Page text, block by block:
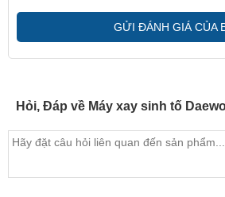
GỬI ĐÁNH GIÁ CỦA
Hỏi, Đáp về Máy xay sinh tố